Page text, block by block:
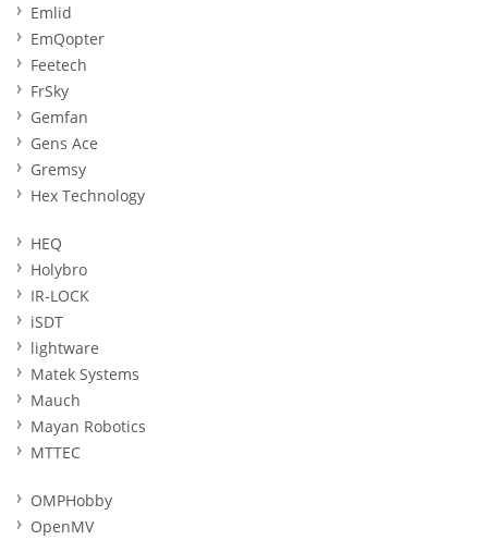
Emlid
EmQopter
Feetech
FrSky
Gemfan
Gens Ace
Gremsy
Hex Technology
HEQ
Holybro
IR-LOCK
iSDT
lightware
Matek Systems
Mauch
Mayan Robotics
MTTEC
OMPHobby
OpenMV